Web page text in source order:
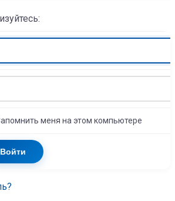
меня на этом компьютере